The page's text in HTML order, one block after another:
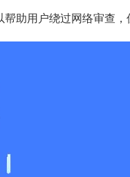
帮助用户绕过网络审查